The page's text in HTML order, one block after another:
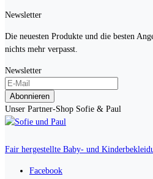
Newsletter
Die neuesten Produkte und die besten
nichts mehr verpasst.
Newsletter
Abonnieren
Unser Partner-Shop Sofie & Paul
Fair hergestellte Baby- und
Facebook